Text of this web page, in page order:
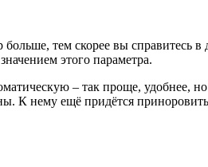
тем скорее вы справитесь
этого параметра.
– так проще, удобнее,
К нему ещё придётся